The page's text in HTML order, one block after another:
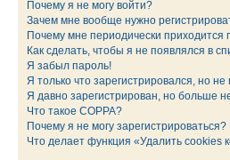
Почему я не могу войти?
Зачем мне вообще нужно
Почему мне периодически приходится
Как сделать, чтобы я не появлялся в
Я забыл пароль!
Я только что зарегистрировался, но не
Я давно зарегистрирован, но больше
Что такое COPPA?
Почему я не могу зарегистрироваться?
Что делает функция «Удалить cookies